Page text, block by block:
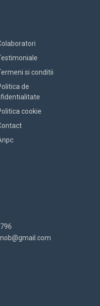
si conditii
de
cookie